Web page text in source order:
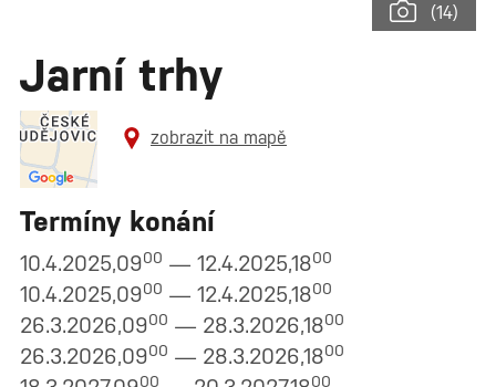
(14)
Jarní trhy
zobrazit na mapě
Termíny konání
10.4.2025,0900 — 12.4.2025,1800
10.4.2025,0900 — 12.4.2025,1800
26.3.2026,0900 — 28.3.2026,1800
26.3.2026,0900 — 28.3.2026,1800
00 00